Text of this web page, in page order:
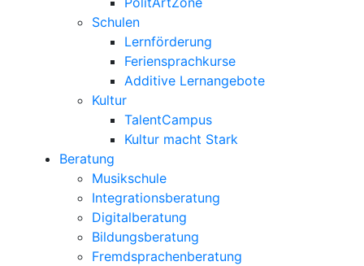
Schulen
Lernförderung
Feriensprachkurse
Additive Lernangebote
Kultur
TalentCampus
Kultur macht Stark
Beratung
Musikschule
Integrationsberatung
Digitalberatung
Bildungsberatung
Fremdsprachenberatung